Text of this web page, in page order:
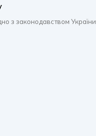
з законодавством України